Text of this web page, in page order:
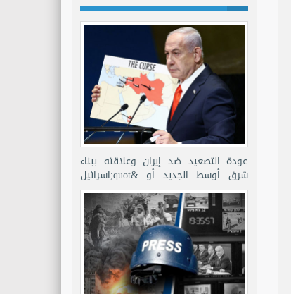
عودة التصعيد ضد إيران وعلاقته ببناء
شرق أوسط الجديد أو &quot;اسرائيل
الكبرى&quot;